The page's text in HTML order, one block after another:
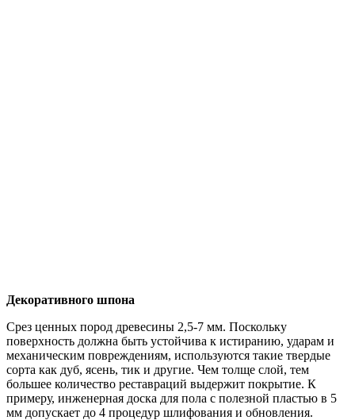
Декоративного шпона
Срез ценных пород древесины 2,5-7 мм. Поскольку
поверхность должна быть устойчива к истиранию, ударам и
механическим повреждениям, используются такие твердые
сорта как дуб, ясень, тик и другие. Чем толще слой, тем
большее количество реставраций выдержит покрытие. К
примеру, инженерная доска для пола с полезной пластью в 5
мм допускает до 4 процедур шлифования и обновления.